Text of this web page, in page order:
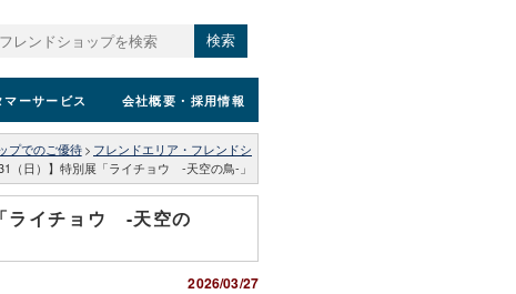
検索
マーサービス 会社概要 ・採用情報
プでのご優待 > フレンドエリア・フレンドシ
（日）】特別展「ライチョウ -天空の鳥-」
ライチョウ -天空の
2026/03/27